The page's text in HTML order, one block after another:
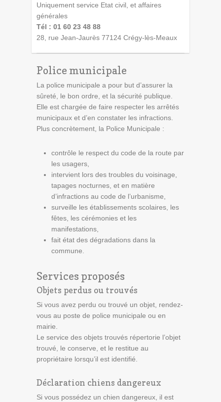
Uniquement service Etat civil, et affaires
générales
Tél : 01 60 23 48 88
28, rue Jean-Jaurès 77124 Crégy-lès-Meaux
Police municipale
La police municipale a pour but d’assurer la
sûreté, le bon ordre, et la sécurité publique.
Elle est chargée de faire respecter les arrêtés
municipaux et d’en constater les infractions.
Plus concrètement, la Police Municipale :
contrôle le respect du code de la route par
les usagers,
intervient lors des troubles du voisinage,
tapages nocturnes, et en matière
d’infractions au code de l’urbanisme,
surveille les établissements scolaires, les
fêtes, les cérémonies et les
manifestations,
fait état des dégradations dans la
commune.
Services proposés
Objets perdus ou trouvés
Si vous avez perdu ou trouvé un objet, rendez-
vous au poste de police municipale ou en
mairie.
Le service des objets trouvés répertorie l’objet
trouvé, le conserve, et le restitue au
propriétaire lorsqu’il est identifié.
Déclaration chiens dangereux
Si vous possédez un chien dangereux, il est